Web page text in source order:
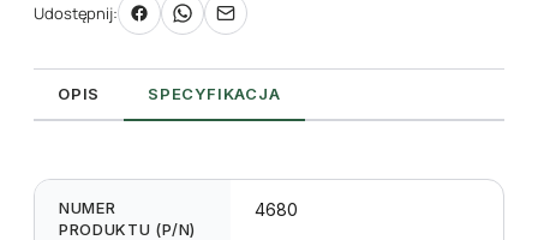
(1100szt)
Udostępnij:
OPIS SPECYFIKACJA
NUMER
PRODUKTU (P/N)
4680